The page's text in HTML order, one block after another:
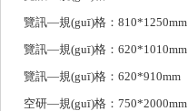
覽訊—規(guī)格：810*1250mm
覽訊—規(guī)格：620*1010mm
覽訊—規(guī)格：620*910mm
空研—規(guī)格：750*2000mm